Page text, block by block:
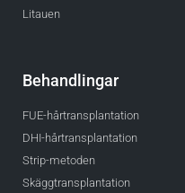
Litauen
Behandlingar
FUE-hårtransplantation
DHI-hårtransplantation
Strip-metoden
Skäggtransplantation